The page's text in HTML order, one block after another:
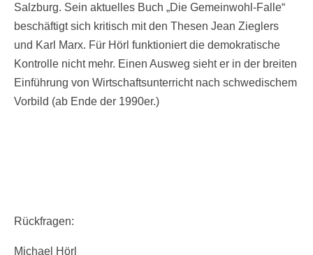
Salzburg. Sein aktuelles Buch „Die Gemeinwohl-Falle“
beschäftigt sich kritisch mit den Thesen Jean Zieglers
und Karl Marx. Für Hörl funktioniert die demokratische
Kontrolle nicht mehr. Einen Ausweg sieht er in der breiten
Einführung von Wirtschaftsunterricht nach schwedischem
Vorbild (ab Ende der 1990er.)
Rückfragen:
Michael Hörl